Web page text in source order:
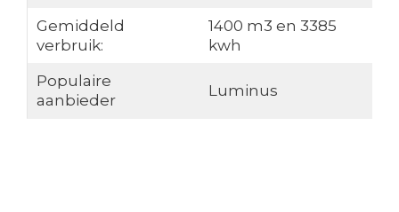
Gemiddeld
verbruik:
1400 m3 en 3385
kwh
Populaire
aanbieder
Luminus